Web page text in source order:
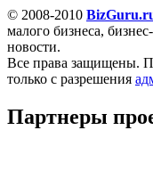
© 2008-2010
малого бизнеса,
новости.
Все права защищены.
только с разрешения
Партнеры